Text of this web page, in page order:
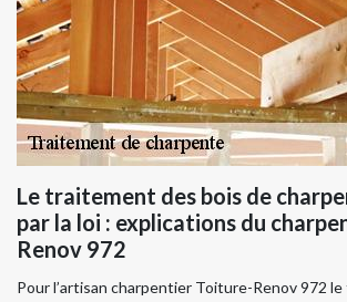
Le traitement des bois de
par la loi : explications du
Renov 972
Pour l’artisan charpentier Toiture-Renov 972